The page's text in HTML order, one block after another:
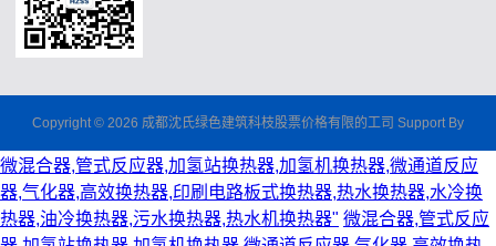
Copyright © 2026 成都沈氏绿色建筑科枝股票价格有限的工司 Support By
微混合器,管式反应器,加氢站换热器,加氢机换热器,微通道反应
器,气化器,高效换热器,印刷电路板式换热器,热水换热器,水冷换
热器,油冷换热器,污水换热器,热水机换热器" 微混合器,管式反应